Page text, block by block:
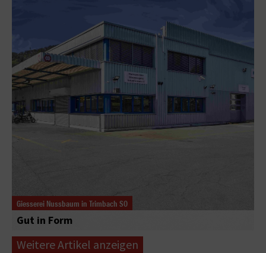
Gut in Form
Giesserei Nussbaum in Trimbach SO
Weitere Artikel anzeigen